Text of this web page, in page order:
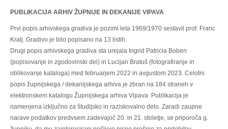
PUBLIKACIJA ARHIV ŽUPNIJE IN DEKANIJE VIPAVA
Prvi popis arhivskega gradiva je pozimi leta 1969/1970 sestavil prof. Franc
Kralj. Gradivo je bilo popisano na 13 listih.
Drugi popis arhivskega gradiva sta urejala Ingrid Patricia Boben
(popisovanje in zgodovinski del) in Lucijan Bratuš (fotografiranje in
oblikovanje kataloga) med februarjem 2022 in avgustom 2023. Celotni
popis župnijskega / dekanijskega arhiva je zbran na 184 straneh v
elektronskem katalogu Župnijskega arhiva Vipava. Publikacija je
namenjena izključno za študijsko in raziskovalno delo. Zaradi zaupne
narave podatkov predvsem zadevajoč 20. in 21. stoletje, se priporoča g.